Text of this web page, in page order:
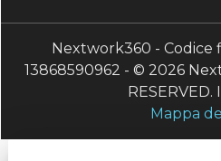
Nextwork360 - Codice
13868590962 - © 2026
RESERVED.
Mappa